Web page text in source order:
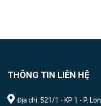
THÔNG TIN LIÊN HỆ
Địa chỉ: 521/1 - KP 1 - P.